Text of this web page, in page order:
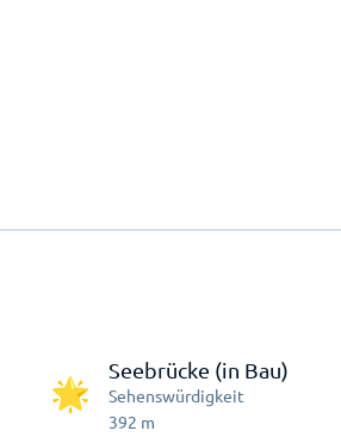
Seebrücke (in Bau)
Sehenswürdigkeit
392 m